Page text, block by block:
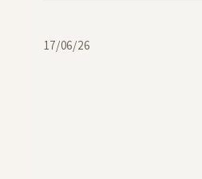
17/06/26